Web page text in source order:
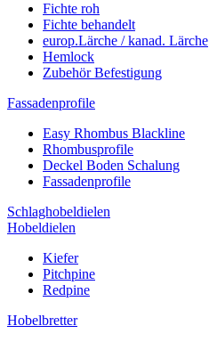
Fichte roh
Fichte behandelt
europ.Lärche / kanad. Lärche
Hemlock
Zubehör Befestigung
Fassadenprofile
Easy Rhombus Blackline
Rhombusprofile
Deckel Boden Schalung
Fassadenprofile
Schlaghobeldielen
Hobeldielen
Kiefer
Pitchpine
Redpine
Hobelbretter